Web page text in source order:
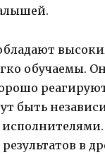
обучаемы.
быть
в